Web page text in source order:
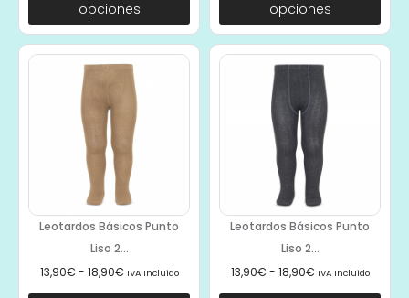
opciones
opciones
Leotardos Básicos Punto
Liso 2...
13,90€ - 18,90€ IVA Incluido
Leotardos Básicos Punto
Liso 2...
13,90€ - 18,90€ IVA Incluido